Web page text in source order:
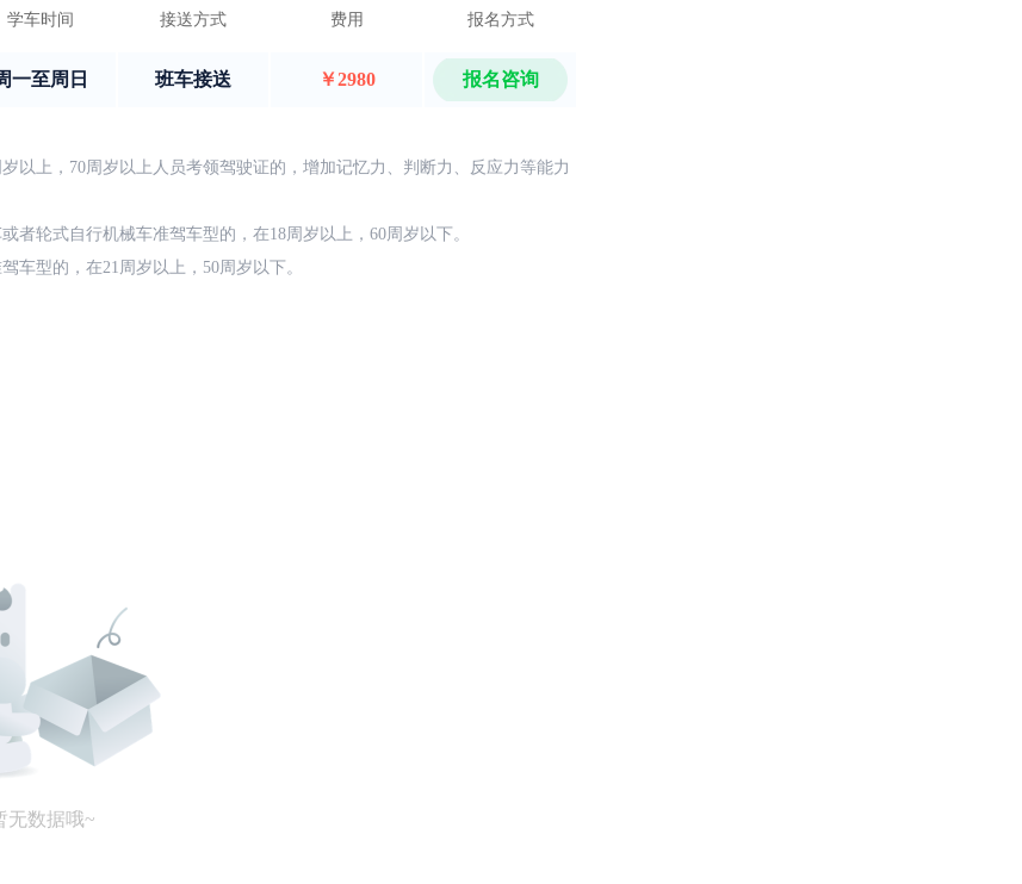
学车时间 接送方式 费用 报名方式
一至周日 班车接送 ￥2980 报名咨询
以上，70周岁以上人员考领驾驶证的，增加记忆力、判断力、反应力等能力
轮式自行机械车准驾车型的，在18周岁以上，60周岁以下。
车型的，在21周岁以上，50周岁以下。
无数据哦~